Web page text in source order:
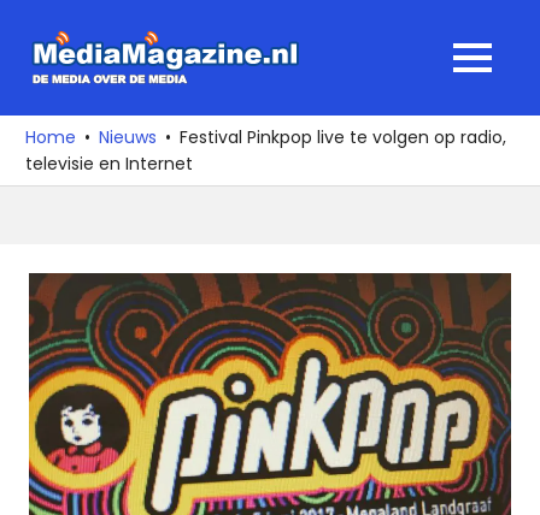
naar
media
over
de
MENU
Home Nieuws
Festival Pinkpop live te volgen op radio,
televisie en Internet